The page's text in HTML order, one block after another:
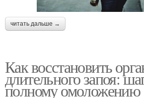
читать дальше →
Как восстановить
длительного запоя:
полному омоложению